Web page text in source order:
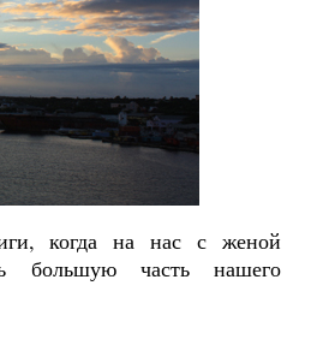
когда на нас с женой
большую часть нашего